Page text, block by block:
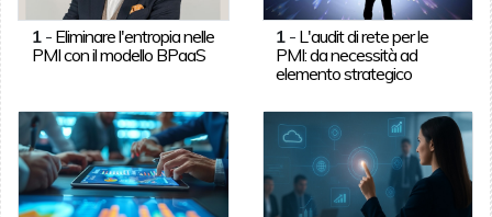
1- Eliminare l'entropia nelle
PMI con il modello BPaaS
1 - L'audit di rete per le
PMI: da necessità ad
elemento strategico